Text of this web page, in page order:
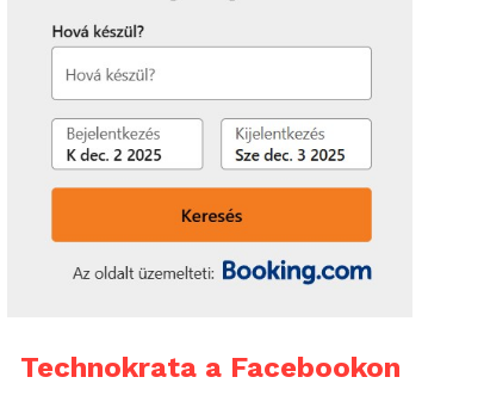
Technokrata a Facebookon